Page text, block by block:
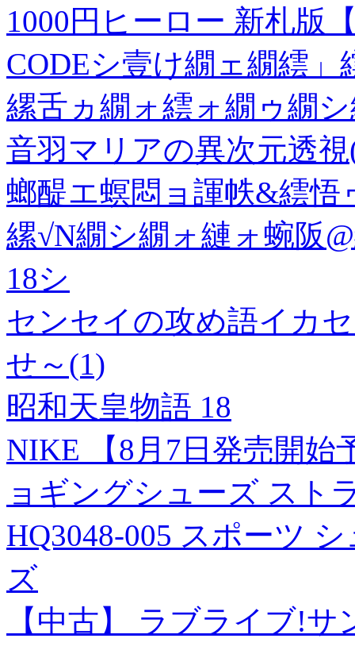
1000円ヒーロー 新札版
CODEシ壹け繝ェ繝繧
縲舌ヵ繝ォ繧ォ繝ゥ繝
音羽マリアの異次元透
螂醍エ螟悶ョ諢帙&繧
縲√Ν繝シ繝ォ縺ォ蜿阪
18シ
センセイの攻め語イカ
せ～(1)
昭和天皇物語 18
NIKE 【8月7日発売開始
ョギングシューズ スト
HQ3048-005 スポーツ
ズ
【中古】 ラブライブ!